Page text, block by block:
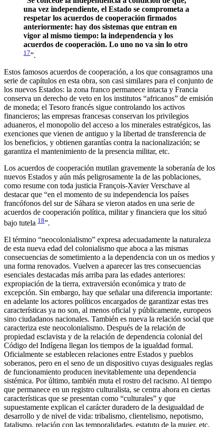
una vez independiente, el Estado se comprometa a
respetar los acuerdos de cooperación firmados
anteriormente: hay dos sistemas que entran en
vigor al mismo tiempo: la independencia y los
acuerdos de cooperación. Lo uno no va sin lo otro
17”.
Estos famosos acuerdos de cooperación, a los que consagramos una
serie de capítulos en esta obra, son casi similares para el conjunto de
los nuevos Estados: la zona franco permanece intacta y Francia
conserva un derecho de veto en los institutos “africanos” de emisión
de moneda; el Tesoro francés sigue controlando los activos
financieros; las empresas francesas conservan los privilegios
aduaneros, el monopolio del acceso a los minerales estratégicos, las
exenciones que vienen de antiguo y la libertad de transferencia de
los beneficios, y obtienen garantías contra la nacionalización; se
garantiza el mantenimiento de la presencia militar, etc.
Los acuerdos de cooperación mutilan gravemente la soberanía de los
nuevos Estados y aún más peligrosamente la de las poblaciones,
como resume con toda justicia François-Xavier Verschave al
destacar que “en el momento de su independencia los países
francófonos del sur de Sáhara se vieron atados en una serie de
acuerdos de cooperación política, militar y financiera que los situó
bajo tutela 18”.
El término “neocolonialismo” expresa adecuadamente la naturaleza
de esta nueva edad del colonialismo que aboca a las mismas
consecuencias de sometimiento a la dependencia con un os medios y
una forma renovados. Vuelven a aparecer las tres consecuencias
esenciales destacadas más arriba para las edades anteriores:
expropiación de la tierra, extraversión económica y trato de
excepción. Sin embargo, hay que señalar una diferencia importante:
en adelante los actores políticos encargados de garantizar estas tres
características ya no son, al menos oficial y públicamente, europeos
sino ciudadanos nacionales. También es nueva la relación social que
caracteriza este neocolonialismo. Después de la relación de
propiedad esclavista y de la relación de dependencia colonial del
Código del Indígena llegan los tiempos de la igualdad formal.
Oficialmente se establecen relaciones entre Estados y pueblos
soberanos, pero en el seno de un dispositivo cuyas desiguales reglas
de funcionamiento producen inevitablemente una dependencia
sistémica. Por último, también muta el rostro del racismo. Al tiempo
que permanece en un registro culturalista, se centra ahora en ciertas
características que se presentan como “culturales” y que
supuestamente explican el carácter duradero de la desigualdad de
desarrollo y de nivel de vida: tribalismo, clientelismo, nepotismo,
fatalismo, relación con las temporalidades, estatuto de la mujer, etc.